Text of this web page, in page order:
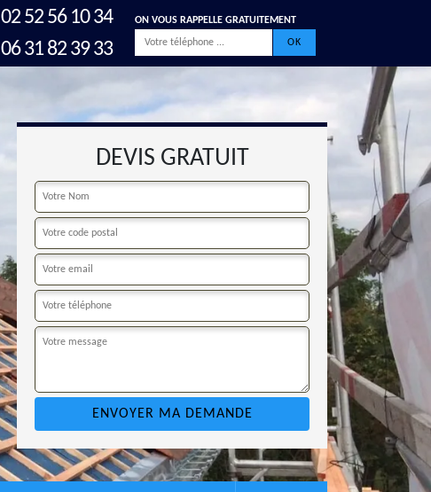
02 52 56 10 34
06 31 82 39 33
ON VOUS RAPPELLE GRATUITEMENT
DEVIS GRATUIT